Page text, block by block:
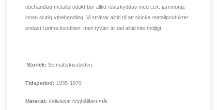
obehandlad metallprodukt bör alltid rostskyddas med t.ex. järnmönja
innan slutlig ytbehandling. Vi strävar alltid till att skicka metallprodukter
endast i prima kondition, men tyvärr är det alltid inte möjligt.
Storlek: Se mattskissbilden.
Tidsperiod: 1935-1970
Material: Kallvalsat höghållfast stål